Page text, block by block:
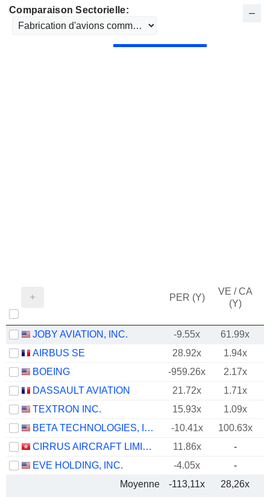
Comparaison Sectorielle:
PER (Y)
VE / CA
(Y)
JOBY AVIATION, INC. -9.55x 61.99x
AIRBUS SE
28.92x 1.94x
BOEING
-959.26x 2.17x
DASSAULT AVIATION
21.72x 1.71x
TEXTRON INC.
15.93x
1.09x
BETA TECHNOLOGIES, INC.
-10.41x
100.63x
CIRRUS AIRCRAFT LIMITED
11.86x
-
EVE HOLDING, INC.
-4.05x
-
Moyenne
-113,11x
28,26x